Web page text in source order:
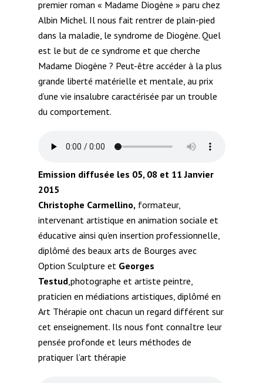
premier roman « Madame Diogène » paru chez
Albin Michel. Il nous fait rentrer de plain-pied
dans la maladie, le syndrome de Diogène. Quel
est le but de ce syndrome et que cherche
Madame Diogène ? Peut-être accéder à la plus
grande liberté matérielle et mentale, au prix
d’une vie insalubre caractérisée par un trouble
du comportement.
Emission diffusée les 05, 08 et 11 Janvier
2015
Christophe Carmellino, formateur,
intervenant artistique en animation sociale et
éducative ainsi qu’en insertion professionnelle,
diplômé des beaux arts de Bourges avec
Option Sculpture et Georges
Testud,photographe et artiste peintre,
praticien en médiations artistiques, diplômé en
Art Thérapie ont chacun un regard différent sur
cet enseignement. Ils nous font connaître leur
pensée profonde et leurs méthodes de
pratiquer l’art thérapie